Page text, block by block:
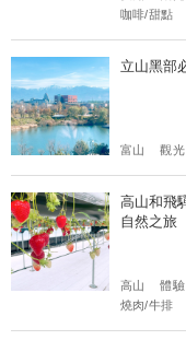
咖啡/甜點
立山黑部
富山 觀光
高山和飛
自然之旅
高山 體驗
燒肉/牛排